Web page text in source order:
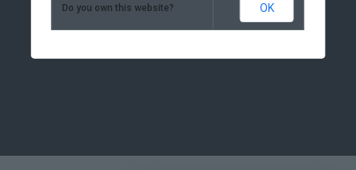
Do you own this website? OK